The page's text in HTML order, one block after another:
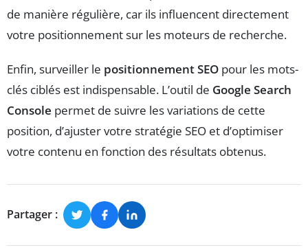
de manière régulière, car ils influencent directement
votre positionnement sur les moteurs de recherche.
Enfin, surveiller le positionnement SEO pour les mots-
clés ciblés est indispensable. L’outil de Google Search
Console permet de suivre les variations de cette
position, d’ajuster votre stratégie SEO et d’optimiser
votre contenu en fonction des résultats obtenus.
Partager :